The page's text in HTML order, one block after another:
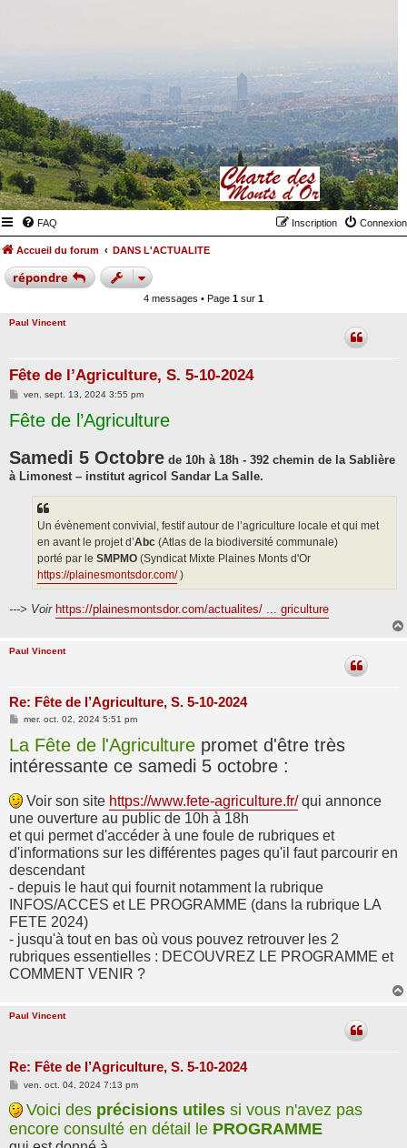
FAQ Connexion
Inscription
Accueil du forum DANS L'ACTUALITE
répondre
4 messages • Page 1 sur 1
Paul Vincent
Fête de l’Agriculture, S. 5-10-2024
M
s
s
e
ven. sept. 13, 2024 3:55 pm
Fête de l’Agriculture
Samedi 5 Octobre de 10h à 18h - 392 chemin de la Sablière
à Limonest – institut agricol Sandar La Salle.
Un évènement convivial, festif autour de l’agriculture locale et qui met
en avant le projet d’Abc (Atlas de la biodiversité communale)
porté par le SMPMO (Syndicat Mixte Plaines Monts d'Or
https://plainesmontsdor.com/)
---> Voir https://plainesmontsdor.com/actualites/ ... griculture
Paul Vincent
Re: Fête de l’Agriculture, S. 5-10-2024
M
s
s
a
g
mer. oct. 02, 2024 5:51 pm
La Fête de l'Agriculture promet d'être très
intéressante ce samedi 5 octobre :
Voir son site https://www.fete-agriculture.fr/qui annonce
une ouverture au public de 10h à 18h
et qui permet d'accéder à une foule de rubriques et
d'informations sur les différentes pages qu'il faut parcourir en
descendant
- depuis le haut qui fournit notamment la rubrique
INFOS/ACCES et LE PROGRAMME (dans la rubrique LA
FETE 2024)
- jusqu'à tout en bas où vous pouvez retrouver les 2
rubriques essentielles : DECOUVREZ LE PROGRAMME et
COMMENT VENIR ?
Paul Vincent
Re: Fête de l’Agriculture, S. 5-10-2024
M
s
s
a
ven. oct. 04, 2024 7:13 pm
Voici des précisions utiles si vous n'avez pas
encore consulté en détail le PROGRAMME